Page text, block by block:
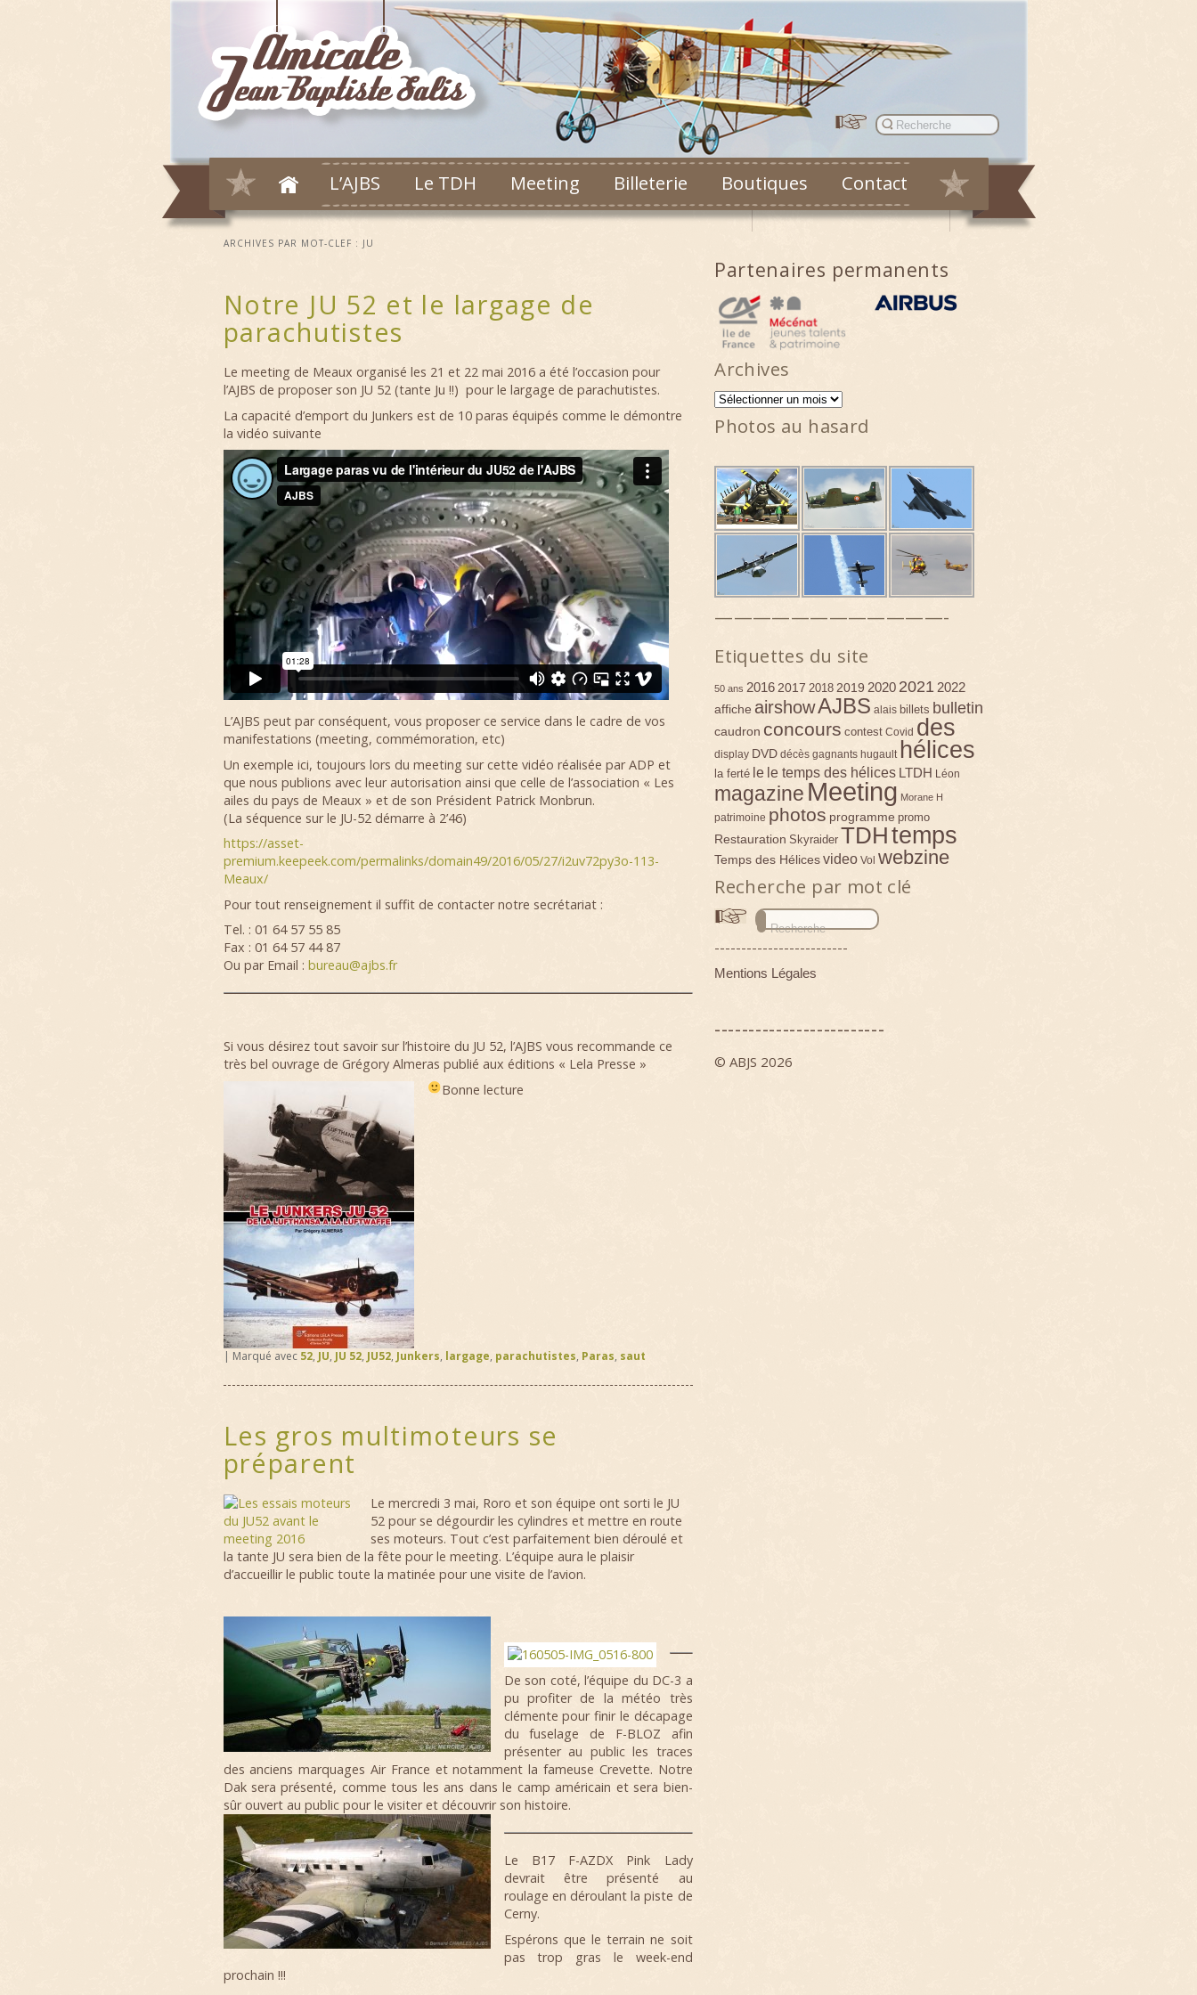
L’AJBS Le TDH Meeting Billeterie Boutiques Contact
ARCHIVES PAR MOT-CLEF : JU
Notre JU 52 et le largage de
parachutistes
Le meeting de Meaux organisé les 21 et 22 mai 2016 a été l’occasion pour
l’AJBS de proposer son JU 52 (tante Ju !!) pour le largage de parachutistes.
La capacité d’emport du Junkers est de 10 paras équipés comme le démontre
la vidéo suivante
L’AJBS peut par conséquent, vous proposer ce service dans le cadre de vos
manifestations (meeting, commémoration, etc)
Un exemple ici, toujours lors du meeting sur cette vidéo réalisée par ADP et
que nous publions avec leur autorisation ainsi que celle de l’association « Les
ailes du pays de Meaux » et de son Président Patrick Monbrun.
(La séquence sur le JU-52 démarre à 2’46)
https://asset-
premium.keepeek.com/permalinks/domain49/2016/05/27/i2uv72py3o-113-
Meaux/
Pour tout renseignement il suffit de contacter notre secrétariat :
Tel. : 01 64 57 55 85
Fax : 01 64 57 44 87
Ou par Email : bureau@ajbs.fr
Si vous désirez tout savoir sur l’histoire du JU 52, l’AJBS vous recommande ce
très bel ouvrage de Grégory Almeras publié aux éditions « Lela Presse »
Bonne lecture
| Marqué avec 52, JU, JU 52, JU52, Junkers, largage, parachutistes, Paras, saut
Les gros multimoteurs se
préparent
Le mercredi 3 mai, Roro et son équipe ont sorti le JU
52 pour se dégourdir les cylindres et mettre en route
ses moteurs. Tout c’est parfaitement bien déroulé et
la tante JU sera bien de la fête pour le meeting. L’équipe aura le plaisir
d’accueillir le public toute la matinée pour une visite de l’avion.
De son coté, l’équipe du DC-3 a
pu profiter de la météo très
clémente pour finir le décapage
du fuselage de F-BLOZ afin
présenter au public les traces
des anciens marquages Air France et notamment la fameuse Crevette. Notre
Dak sera présenté, comme tous les ans dans le camp américain et sera bien-
sûr ouvert au public pour le visiter et découvrir son histoire.
Le B17 F-AZDX Pink Lady
devrait être présenté au
roulage en déroulant la piste de
Cerny.
Espérons que le terrain ne soit
pas trop gras le week-end
prochain !!!
Partenaires permanents
Archives
Archives
Photos au hasard
————————————-
Etiquettes du site
50 ans 2016 2017 2018 2019 2020 2021 2022
affiche airshowAJBS alais billets bulletin
caudron concours contest Covid des
display DVD décès gagnants hugault hélices
la ferté le le temps des hélices LTDH Léon
magazine Meeting Morane H
patrimoine photos programme promo
Restauration Skyraider TDHtemps
Temps des Hélicesvideo Vol webzine
Recherche par mot clé
-------------------------
Mentions Légales
-------------------------
© ABJS 2026